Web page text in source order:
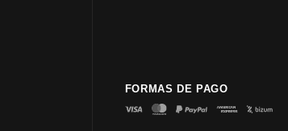
FORMAS DE PAGO